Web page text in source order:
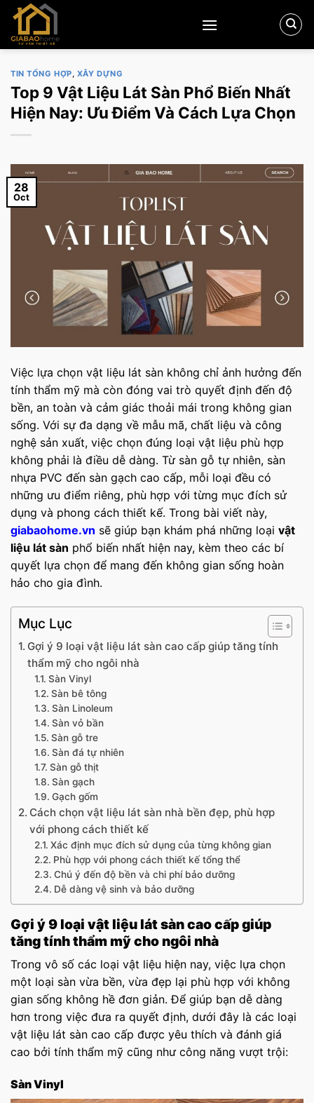
Skip
content
TIN TỔNG HỢP, XÂY DỰNG
Top 9 Vật Liệu Lát Sàn Phổ Biến Nhất
Hiện Nay: Ưu Điểm Và Cách Lựa Chọn
28
Oct
Việc lựa chọn vật liệu lát sàn không chỉ ảnh hưởng đến
tính thẩm mỹ mà còn đóng vai trò quyết định đến độ
bền, an toàn và cảm giác thoải mái trong không gian
sống. Với sự đa dạng về mẫu mã, chất liệu và công
nghệ sản xuất, việc chọn đúng loại vật liệu phù hợp
không phải là điều dễ dàng. Từ sàn gỗ tự nhiên, sàn
nhựa PVC đến sàn gạch cao cấp, mỗi loại đều có
những ưu điểm riêng, phù hợp với từng mục đích sử
dụng và phong cách thiết kế. Trong bài viết này,
giabaohome.vn sẽ giúp bạn khám phá những loại vật
liệu lát sàn phổ biến nhất hiện nay, kèm theo các bí
quyết lựa chọn để mang đến không gian sống hoàn
hảo cho gia đình.
Mục Lục
Gợi ý 9 loại vật liệu lát sàn cao cấp giúp tăng tính
thẩm mỹ cho ngôi nhà
Sàn Vinyl
Sàn bê tông
Sàn Linoleum
Sàn vỏ bần
Sàn gỗ tre
Sàn đá tự nhiên
Sàn gỗ thịt
Sàn gạch
Gạch gốm
Cách chọn vật liệu lát sàn nhà​ bền đẹp, phù hợp
với phong cách thiết kế
Xác định mục đích sử dụng của từng không gian
Phù hợp với phong cách thiết kế tổng thể
Chú ý đến độ bền và chi phí bảo dưỡng
Dễ dàng vệ sinh và bảo dưỡng
Gợi ý 9 loại vật liệu lát sàn cao cấp giúp
tăng tính thẩm mỹ cho ngôi nhà
Trong vô số các loại vật liệu hiện nay, việc lựa chọn
một loại sàn vừa bền, vừa đẹp lại phù hợp với không
gian sống không hề đơn giản. Để giúp bạn dễ dàng
hơn trong việc đưa ra quyết định, dưới đây là các loại
vật liệu lát sàn​ cao cấp được yêu thích và đánh giá
cao bởi tính thẩm mỹ cũng như công năng vượt trội:
Sàn Vinyl